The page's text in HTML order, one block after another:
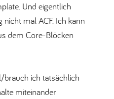
Und eigentlich
nicht mal ACF. Ich kann
dem Core-Blöcken
ich tatsächlich
miteinander